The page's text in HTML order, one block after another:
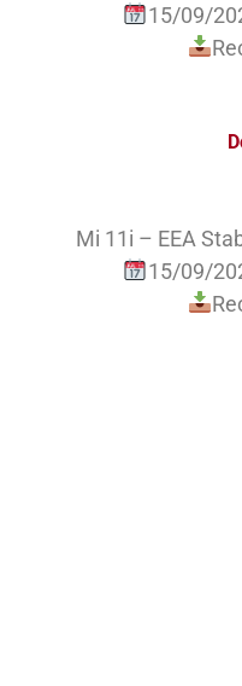
15/09/
Mi 11i – EEA
15/09/